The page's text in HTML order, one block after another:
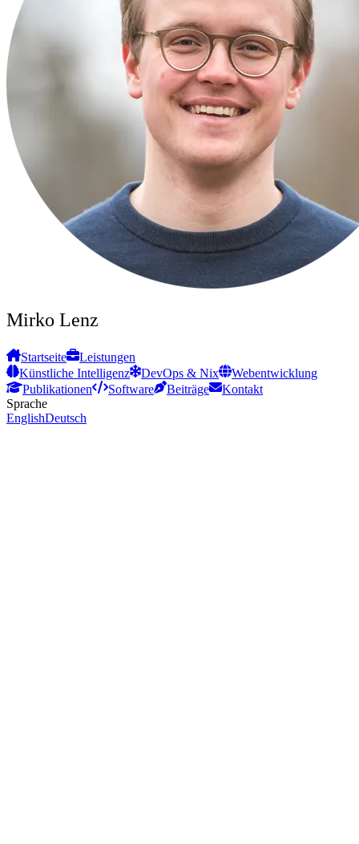
Mirko Lenz
Startseite
Leistungen
Künstliche Intelligenz
DevOps & Nix
Webentwicklung
Publikationen
Software Beiträge
Kontakt
Sprache
EnglishDeutsch